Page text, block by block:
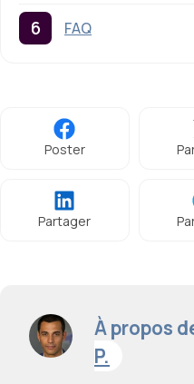
FAQ
Poster
Partager
À propos
P.